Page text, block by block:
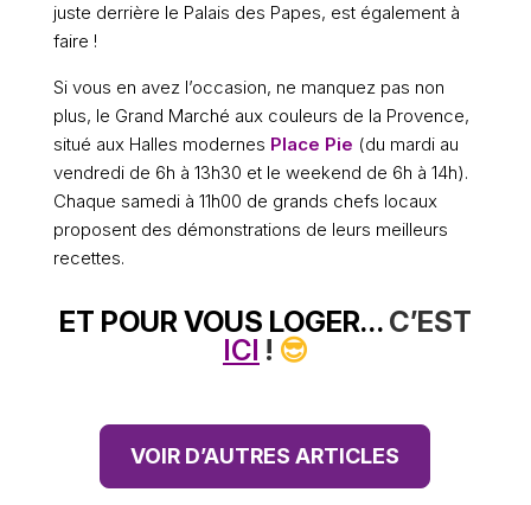
juste derrière le Palais des Papes, est également à
faire !
Si vous en avez l’occasion, ne manquez pas non
plus, le Grand Marché aux couleurs de la Provence,
situé aux Halles modernes Place Pie (du mardi au
vendredi de 6h à 13h30 et le weekend de 6h à 14h).
Chaque samedi à 11h00 de grands chefs locaux
proposent des démonstrations de leurs meilleurs
recettes.
ET POUR VOUS LOGER… C’EST
ICI ! 😎
VOIR D’AUTRES ARTICLES